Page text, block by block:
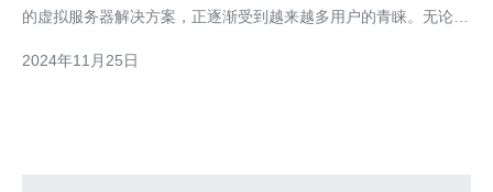
的虚拟服务器解决方案，正逐渐受到越来越多用户的青睐。无论您
色的服务和完美满足您的需求。 首先，让我们来了解一下SK原生
2024年11月25日